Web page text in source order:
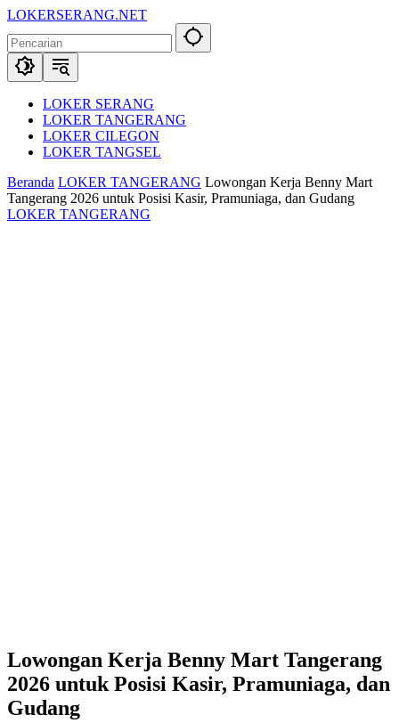
Langsung
konten
LOKERSERANG.NET
Lowongan
Kerja
Serang
SekitarnyaLOKER SERANG
LOKER TANGERANG
LOKER CILEGON
LOKER TANGSEL
Beranda LOKER TANGERANG Lowongan Kerja Benny Mart
Tangerang 2026 untuk Posisi Kasir, Pramuniaga, dan Gudang
LOKER TANGERANG
Lowongan Kerja Benny Mart Tangerang
2026 untuk Posisi Kasir, Pramuniaga, dan
Gudang